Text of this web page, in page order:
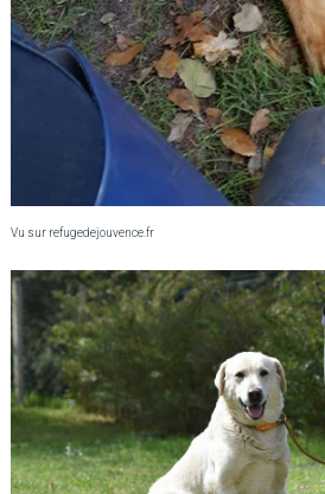
Vu sur refugedejouvence.fr